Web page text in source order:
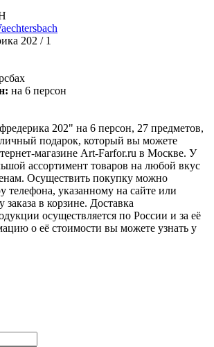
202 / 1
на 6 персон
202" на 6 персон, 27 предметов,
подарок, который вы можете
магазине Art-Farfor.ru в Москве. У
ассортимент товаров на любой вкус
Осуществить покупку можно
телефона, указанному на сайте или
в корзине. Доставка
осуществляется по России и за её
о её стоимости вы можете узнать у